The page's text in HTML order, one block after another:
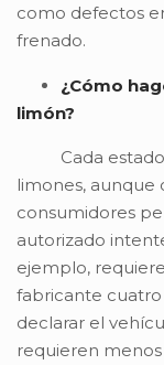
como defectos
frenado.
¿Cómo
limón?
Cada
limones, aunque
consumidores
autorizado
ejemplo,
fabricante
declarar el
requieren